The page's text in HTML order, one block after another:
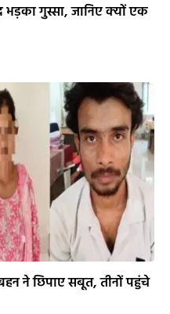
गुस्सा, जानिए क्यों एक
ने छिपाए सबूत, तीनों पहुंचे